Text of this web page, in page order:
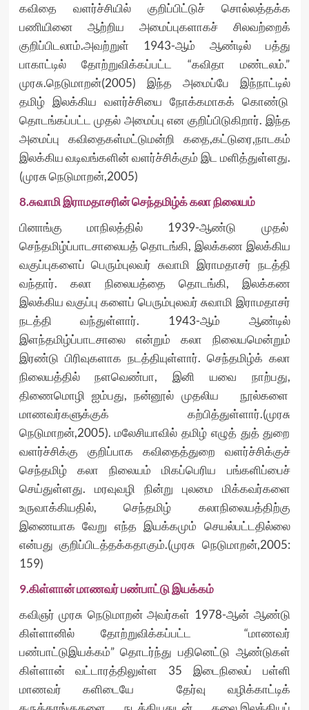
கவிதை வளர்ச்சியில் குறிப்பிட்டுச் சொல்லத்தக்க
பணியினை ஆற்றிய அமைப்புகளாகச் சிலவற்றைக்
குறிப்பிடலாம்.அவற்றுள் 1943-ஆம் ஆண்டில் பத்து
பாகாட்டில் தோற்றுவிக்கப்பட்ட “கவிதா மண்டலம்.”
முரசு.நெடுமாறன்(2005) இந்த அமைப்பே இந்நாட்டில்
தமிழ் இலக்கிய வளர்ச்சியை நோக்கமாகக் கொண்டு
தொடங்கப்பட்ட முதல் அமைப்பு என குறிப்பிடுகிறார். இந்த
அமைப்பு கவிதைகள்மட்டுமன்றி கதை,கட்டுரை,நாடகம்
இலக்கிய வடிவங்களின் வளர்ச்சிக்கும் இட மளித்துள்ளது.
(முரசு நெடுமாறன்,2005)
8.சுவாமி இராமதாசரின் செந்தமிழ்க் கலா நிலையம்
பினாங்கு மாநிலத்தில் 1939-ஆண்டு முதல்
செந்தமிழ்ப்பாடசாலையத் தொடங்கி, இலக்கண இலக்கிய
வகுப்புகளைப் பெரும்புலவர் சுவாமி இராமதாசர் நடத்தி
வந்தார். கலா நிலையத்தை தொடங்கி, இலக்கண
இலக்கிய வகுப்பு களைப் பெரும்புலவர் சுவாமி இராமதாசர்
நடத்தி வந்துள்ளார். 1943-ஆம் ஆண்டில்
இளந்தமிழ்ப்பாடசாலை என்றும் கலா நிலையமென்றும்
இரண்டு பிரிவுகளாக நடத்தியுள்ளார். செந்தமிழ்க் கலா
நிலையத்தில் நளவெண்பா, இனி யவை நாற்பது,
திணைமொழி ஐம்பது, நன்னூல் முதலிய நூல்களை
மாணவர்களுக்குக் கற்பித்துள்ளார்.(முரசு
நெடுமாறன்,2005). மலேசியாவில் தமிழ் எழுத் துத் துறை
வளர்ச்சிக்கு குறிப்பாக கவிதைத்துறை வளர்ச்சிக்குச்
செந்தமிழ் கலா நிலையம் மிகப்பெரிய பங்களிப்பைச்
செய்துள்ளது. மரவுவழி நின்று புலமை மிக்கவர்களை
உருவாக்கியதில், செந்தமிழ் கலாநிலையத்திற்கு
இணையாக வேறு எந்த இயக்கமும் செயல்பட்டதில்லை
என்பது குறிப்பிடத்தக்கதாகும்.(முரசு நெடுமாறன்,2005:
159)
9.கிள்ளான் மாணவர் பண்பாட்டு இயக்கம்
கவிஞர் முரசு நெடுமாறன் அவர்கள் 1978-ஆன் ஆண்டு
கிள்ளானில் தோற்றுவிக்கப்பட்ட “மாணவர்
பண்பாட்டுஇயக்கம்” தொடர்ந்து பதினெட்டு ஆண்டுகள்
கிள்ளான் வட்டாரத்திலுள்ள 35 இடைநிலைப் பள்ளி
மாணவர் களிடையே தேர்வு வழிக்காட்டிக்